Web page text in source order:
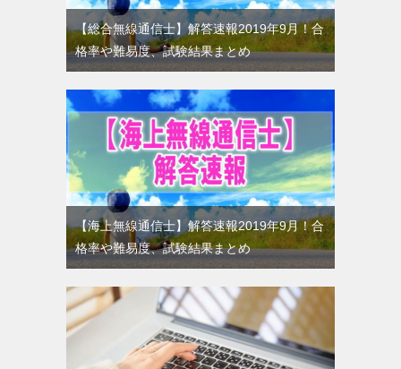
【総合無線通信士】解答速報2019年9月！合
格率や難易度、試験結果まとめ
【海上無線通信士】解答速報2019年9月！合
格率や難易度、試験結果まとめ